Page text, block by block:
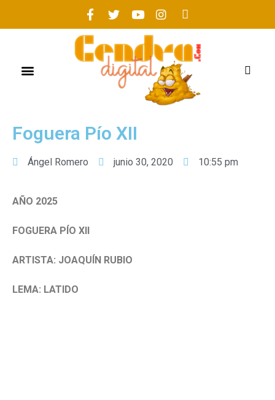
Foguera Pío XII
Ángel Romero junio 30, 2020 10:55 pm
AÑO 2025
FOGUERA PÍO XII
ARTISTA: JOAQUÍN RUBIO
LEMA: LATIDO